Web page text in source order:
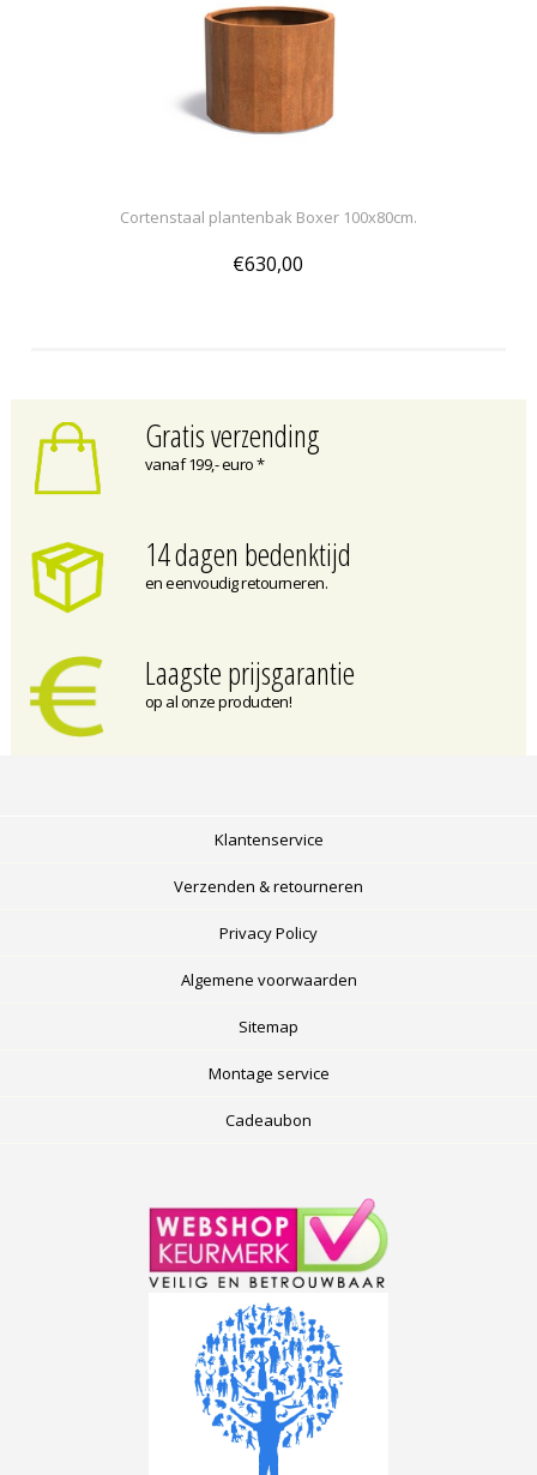
Cortenstaal plantenbak Boxer 100x80cm.
€630,00
Gratis verzending
vanaf 199,- euro *
14 dagen bedenktijd
en eenvoudig retourneren.
Laagste prijsgarantie
op al onze producten!
Klantenservice
Verzenden & retourneren
Privacy Policy
Algemene voorwaarden
Sitemap
Montage service
Cadeaubon